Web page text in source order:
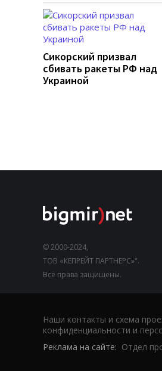
Сикорский призвал
сбивать ракеты РФ над
Украиной
© 2000-2024,
ТОВ «КЕПРЕЙТ ПАРТНЕРС»".
Все права защищены.
Наши контакты и схема
конфиденциальности и
Реклама на сайте: Отдел